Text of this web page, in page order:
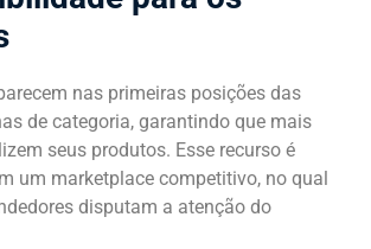
nas primeiras posições das
de categoria, garantindo que mais
seus produtos. Esse recurso é
um marketplace competitivo, no qual
disputam a atenção do